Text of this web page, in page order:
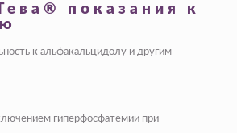
показания к
к альфакальцидолу и другим
гиперфосфатемии при